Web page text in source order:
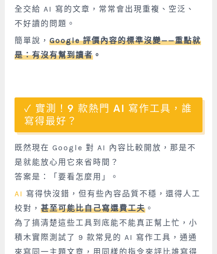
全交給 AI 寫的文章，常常會出現重複、空泛、
不好讀的問題。
簡單說， Google 評價內容的標準沒變——重點就
是：有沒有幫到讀者 。
實測！9 款熱門 AI 寫作工具，誰
寫得最好？
既然現在 Google 對 AI 內容比較開放，那是不
是就能放心用它來省時間？
答案是：「要看怎麼用」。
AI 寫得快沒錯，但有些內容品質不穩，還得人工
校對， 甚至可能比自己寫還費工夫 。
為了搞清楚這些工具到底能不能真正幫上忙，小
積木實際測試了 9 款常見的 AI 寫作工具，通通
來寫同一主題文章，用同樣的指令來評比誰寫得